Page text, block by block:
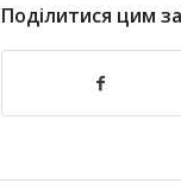
Поділитися цим